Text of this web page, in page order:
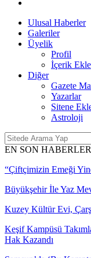
Ulusal Haberler
Galeriler
Üyelik
Profil
İçerik Ekle
Diğer
Gazete
Yazarlar
Sitene
Astroloji
EN SON HABERLER
“Çiftçimizin Emeği
Büyükşehir İle Yaz
Kuzey Kültür Evi,
Keşif Kampüsü
Hak Kazandı